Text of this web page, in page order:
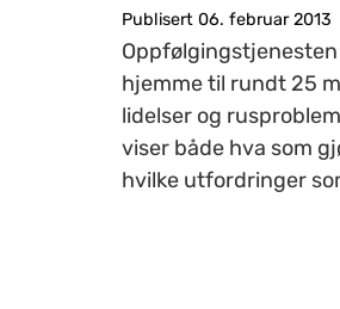
Publisert 06. februar 2013
hjemme til rundt 25
lidelser og
viser både hva som
hvilke utfordringer